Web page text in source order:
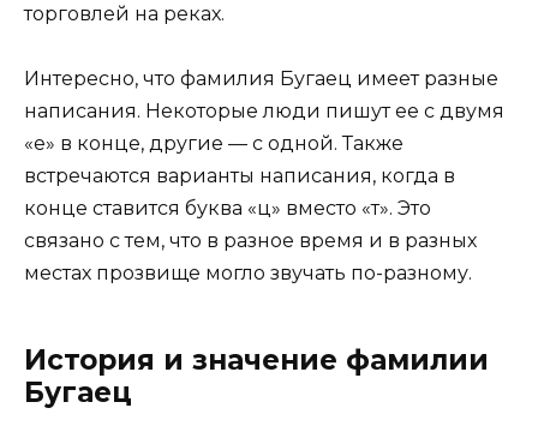
торговлей на реках.
Интересно, что фамилия Бугаец имеет разные
написания. Некоторые люди пишут ее с двумя
«е» в конце, другие — с одной. Также
встречаются варианты написания, когда в
конце ставится буква «ц» вместо «т». Это
связано с тем, что в разное время и в разных
местах прозвище могло звучать по-разному.
История и значение фамилии
Бугаец